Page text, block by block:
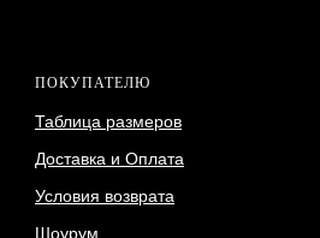
ПОКУПАТЕЛЮ
Таблица размеров
Доставка и Оплата
Условия возврата
Шоурум